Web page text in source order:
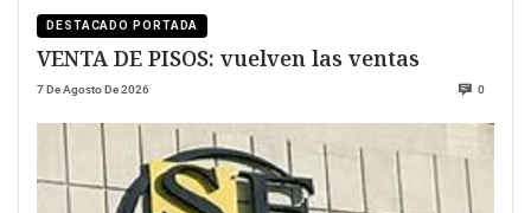
DESTACADO PORTADA
VENTA DE PISOS: vuelven las ventas
7 De Agosto De 2026 0